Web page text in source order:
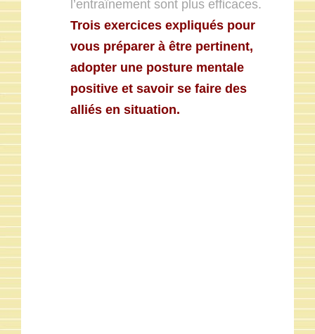
l’entraînement sont plus efficaces.
Trois exercices expliqués pour
vous préparer à être pertinent,
adopter une posture mentale
positive et savoir se faire des
alliés en situation.